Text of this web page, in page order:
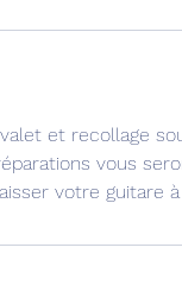
et recollage
vous
votre guitare à